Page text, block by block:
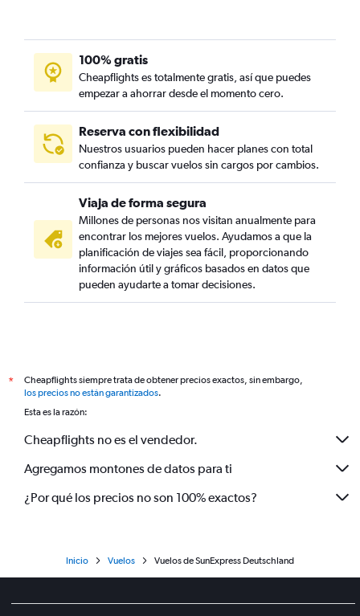
100% gratis
Cheapflights es totalmente gratis, así que puedes
empezar a ahorrar desde el momento cero.
Reserva con flexibilidad
Nuestros usuarios pueden hacer planes con total
confianza y buscar vuelos sin cargos por cambios.
Viaja de forma segura
Millones de personas nos visitan anualmente para
encontrar los mejores vuelos. Ayudamos a que la
planificación de viajes sea fácil, proporcionando
información útil y gráficos basados en datos que
pueden ayudarte a tomar decisiones.
*
Cheapflights siempre trata de obtener precios exactos, sin embargo,
los precios no están garantizados.
Esta es la razón:
Cheapflights no es el vendedor.
Agregamos montones de datos para ti
¿Por qué los precios no son 100% exactos?
Inicio Vuelos Vuelos de SunExpress Deutschland